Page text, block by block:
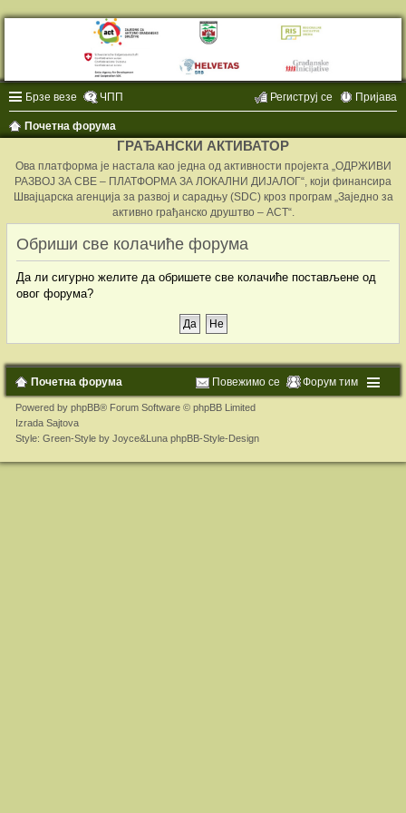
Брзе везе ЧПП Пријава
Региструј се
Почетна форума
ГРАЂАНСКИ АКТИВАТОР
Ова платформа је настала као једна од активности пројекта „ОДРЖИВИ
РАЗВОЈ ЗА СВЕ – ПЛАТФОРМА ЗА ЛОКАЛНИ ДИЈАЛОГ“, који финансира
Швајцарска агенција за развој и сарадњу (SDC) кроз програм „Заједно за
активно грађанско друштво – ACT“.
Обриши све колачиће форума
Да ли сигурно желите да обришете све колачиће постављене од
овог форума?
Почетна форума Форум тим
Повежимо се
Powered by phpBB® Forum Software © phpBB Limited
Izrada Sajtova
Style: Green-Style by Joyce&Luna phpBB-Style-Design